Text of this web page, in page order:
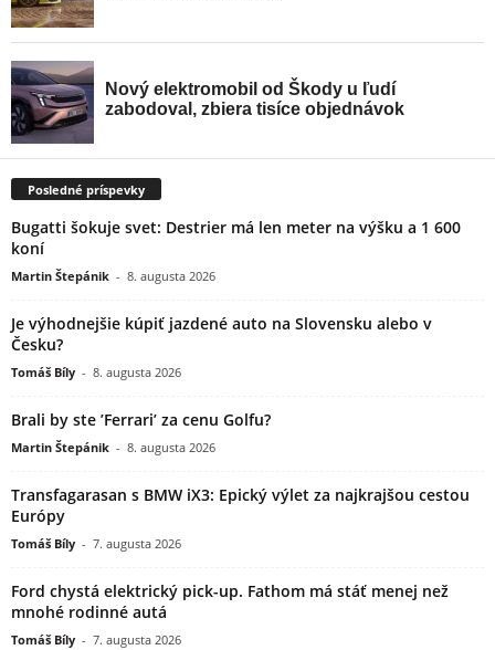
Posledné príspevky
Bugatti šokuje svet: Destrier má len meter na výšku a 1 600
koní
Martin Štepánik - 8. augusta 2026
Je výhodnejšie kúpiť jazdené auto na Slovensku alebo v
Česku?
Tomáš Bíly - 8. augusta 2026
Brali by ste ’Ferrari’ za cenu Golfu?
Martin Štepánik - 8. augusta 2026
Transfagarasan s BMW iX3: Epický výlet za najkrajšou cestou
Európy
Tomáš Bíly - 7. augusta 2026
Ford chystá elektrický pick-up. Fathom má stáť menej než
mnohé rodinné autá
Tomáš Bíly - 7. augusta 2026